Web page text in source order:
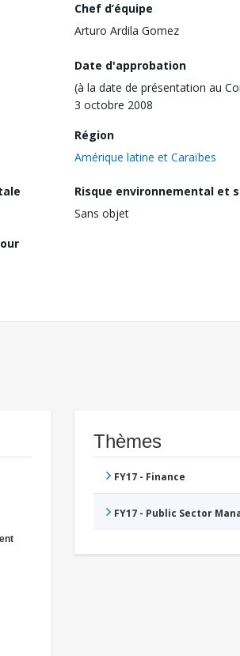
Chef d’équipe
Arturo Ardila Gomez
Date d'approbation
(à la date de présentation au
3 octobre 2008
Région
Amérique latine et Caraïbes
Risque environnemental et
Sans objet
Thèmes
FY17 - Finance
FY17 - Public Sector